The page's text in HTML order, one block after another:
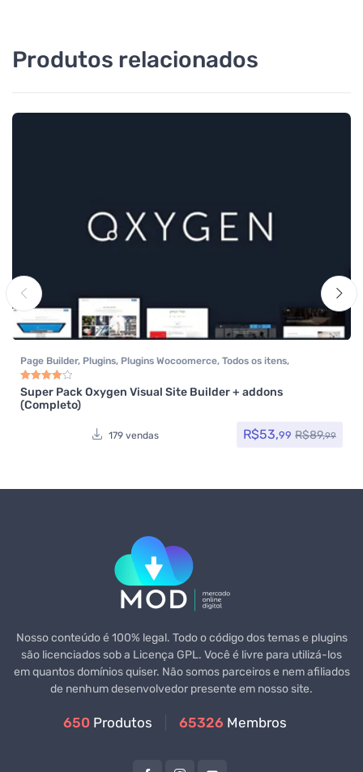
Produtos relacionados
Page Builder, Plugins, Plugins Wocoomerce, Todos os itens,
Woocommerce
Avaliação 4.00de 5
Super Pack Oxygen Visual Site Builder + addons
(Completo)
179 vendas R$53,99 R$89,99
Nosso conteúdo é 100% legal. Todo o código dos temas e plugins
são licenciados sob a Licença GPL. Você é livre para utilizá-los
em quantos domínios quiser. Não somos parceiros e nem afiliados
de nenhum desenvolvedor presente em nosso site.
650 Produtos 65326 Membros